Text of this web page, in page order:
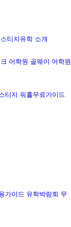
티지유학 소개
어학원 골웨이 어학원
티지 워홀무료가이드
가이드 유학박람회 무